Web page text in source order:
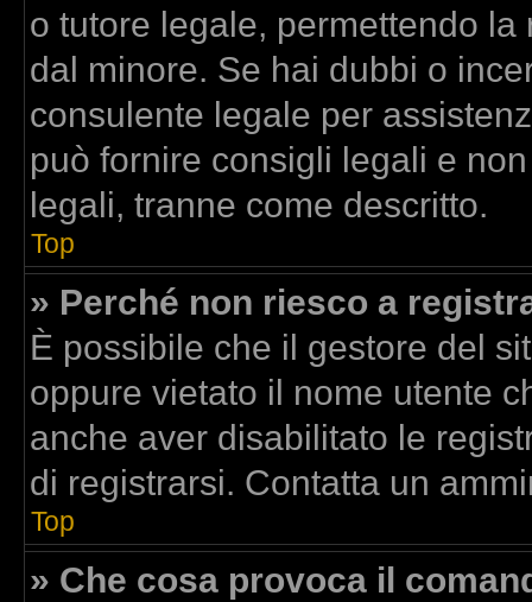
o tutore legale, permettendo
dal minore. Se hai dubbi o
consulente legale per
può fornire consigli legali e
legali, tranne come descritto.
Top
» Perché non riesco a
È possibile che il gestore del
oppure vietato il nome utente
anche aver disabilitato le
di registrarsi. Contatta un
Top
» Che cosa provoca il